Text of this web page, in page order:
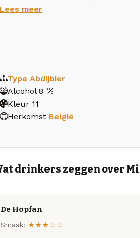
Lees meer
Type Abdijbier
Alcohol 8
Kleur 11
Herkomst België
drinkers zeggen over
De Hopfan
Smaak: ★★★☆☆